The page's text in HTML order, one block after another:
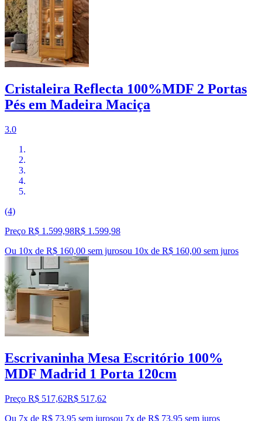
Cristaleira Reflecta 100%MDF 2 Portas
Pés em Madeira Maciça
3.0
(4)
Preço R$ 1.599,98R$ 1.599,98
Ou 10x de R$ 160,00 sem jurosou 10x de R$ 160,00 sem juros
Escrivaninha Mesa Escritório 100%
MDF Madrid 1 Porta 120cm
Preço R$ 517,62R$ 517,62
Ou 7x de R$ 73,95 sem jurosou 7x de R$ 73,95 sem juros